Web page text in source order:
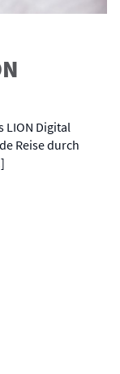
LION Digital
Reise durch